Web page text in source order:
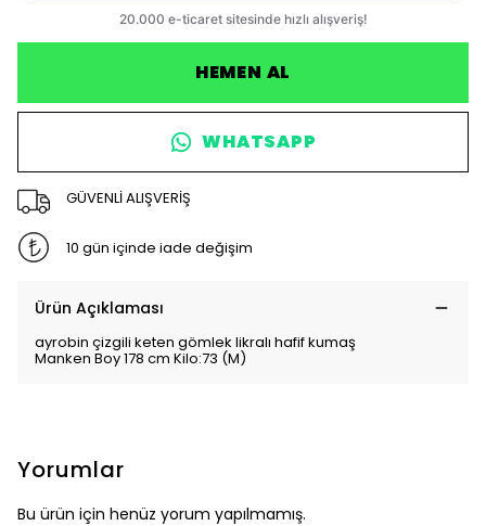
HEMEN AL
WHATSAPP
GÜVENLİ ALIŞVERİŞ
10 gün içinde iade değişim
Ürün Açıklaması
ayrobin çizgili keten gömlek likralı hafif kumaş
Manken Boy 178 cm Kilo:73 (M)
Yorumlar
Bu ürün için henüz yorum yapılmamış.